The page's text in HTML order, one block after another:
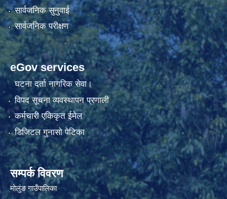
सार्वजनिक सुनुवाई
सार्वजनिक परीक्षण
eGov services
घटना दर्ता नागरिक सेवा।
विपद सूचना व्यवस्थापन प्रणाली
कर्मचारी एकिकृत ईमेल
डिजिटल गुनासो पेटिका
सम्पर्क विवरण
मोलुंङ गाउँपालिका